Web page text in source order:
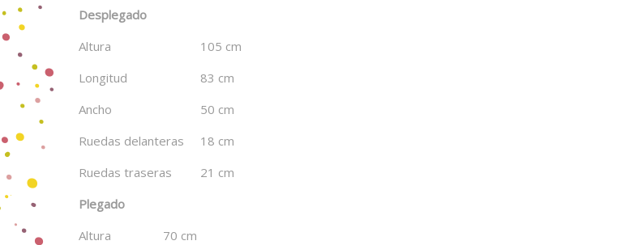
Desplegado
Altura
105 cm
Longitud
83 cm
Ancho
50 cm
Ruedas delanteras
18 cm
Ruedas traseras
21 cm
Plegado
Altura
70 cm